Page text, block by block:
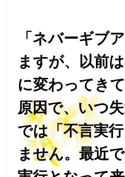
「ネバーギブ
ますが、以前
に変わってき
原因で、いつ
では「不言実
ません。最近